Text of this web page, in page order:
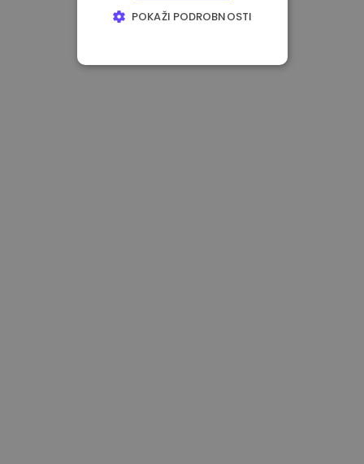
POKAŽI PODROBNOSTI